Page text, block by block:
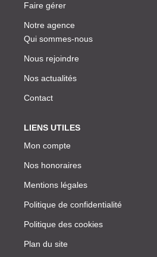
Faire gérer
Notre agence
Qui sommes-nous
Nous rejoindre
Nos actualités
Contact
LIENS UTILES
Mon compte
Nos honoraires
Mentions légales
Politique de confidentialité
Politique des cookies
Plan du site